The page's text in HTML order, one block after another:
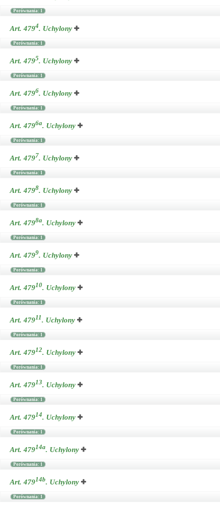
Porównania: 1
Art. 4794. Uchylony
Porównania: 1
Art. 4795. Uchylony
Porównania: 1
Art. 4796. Uchylony
Porównania: 1
Art. 4796a. Uchylony
Porównania: 1
Art. 4797. Uchylony
Porównania: 1
Art. 4798. Uchylony
Porównania: 1
Art. 4798a. Uchylony
Porównania: 1
Art. 4799. Uchylony
Porównania: 1
Art. 47910. Uchylony
Porównania: 1
Art. 47911. Uchylony
Porównania: 1
Art. 47912. Uchylony
Porównania: 1
Art. 47913. Uchylony
Porównania: 1
Art. 47914. Uchylony
Porównania: 1
Art. 47914a. Uchylony
Porównania: 1
Art. 47914b. Uchylony
Porównania: 1